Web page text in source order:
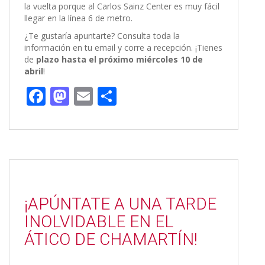
la vuelta porque al Carlos Sainz Center es muy fácil
llegar en la línea 6 de metro.
¿Te gustaría apuntarte? Consulta toda la
información en tu email y corre a recepción. ¡Tienes
de plazo hasta el próximo miércoles 10 de
abril!
F
e
b
o
k
M
to
d
E
ai
l
m
p
r
¡APÚNTATE A UNA TARDE
INOLVIDABLE EN EL
ÁTICO DE CHAMARTÍN!